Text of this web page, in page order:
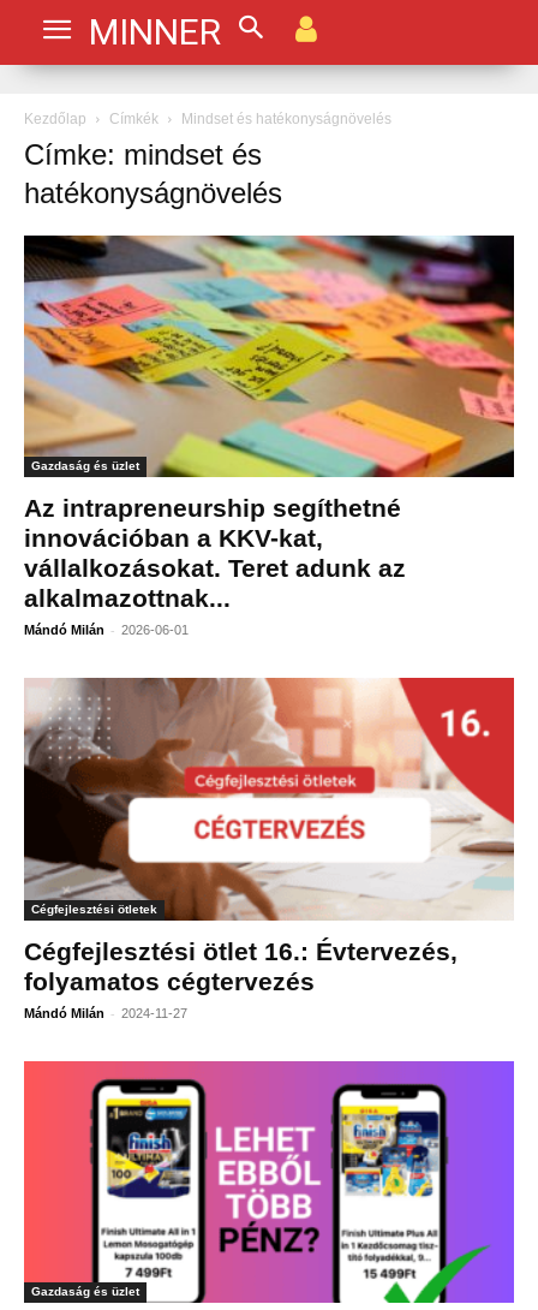
MINNER
Kezdőlap Címkék Mindset és hatékonyságnövelés
Címke: mindset és
hatékonyságnövelés
Gazdaság és üzlet
Az intrapreneurship segíthetné
innovációban a KKV-kat,
vállalkozásokat. Teret adunk az
alkalmazottnak...
Mándó Milán - 2026-06-01
Cégfejlesztési ötletek
Cégfejlesztési ötlet 16.: Évtervezés,
folyamatos cégtervezés
Mándó Milán - 2024-11-27
Gazdaság és üzlet